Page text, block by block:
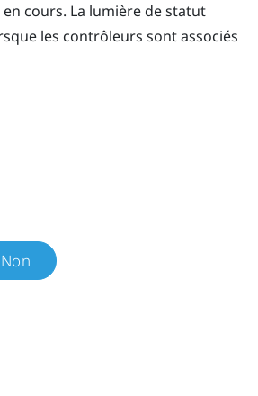
cours. La lumière de statut
les contrôleurs sont associés
Non